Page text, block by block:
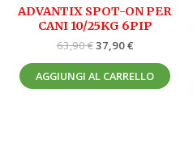
ADVANTIX SPOT-ON PER
CANI 10/25KG 6PIP
63,90€37,90€
AGGIUNGI AL CARRELLO